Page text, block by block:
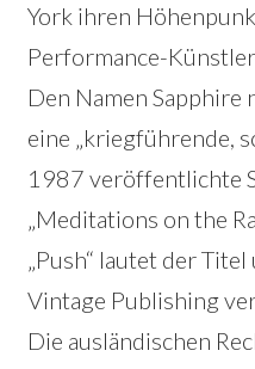
York ihren
Performance-
Den Namen
eine „kriegführende,
1987 veröffentlichte
„Meditations on the
„Push“ lautet der
Vintage Publishing
Die ausländischen